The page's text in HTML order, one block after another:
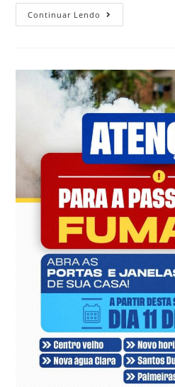
Continuar Lendo